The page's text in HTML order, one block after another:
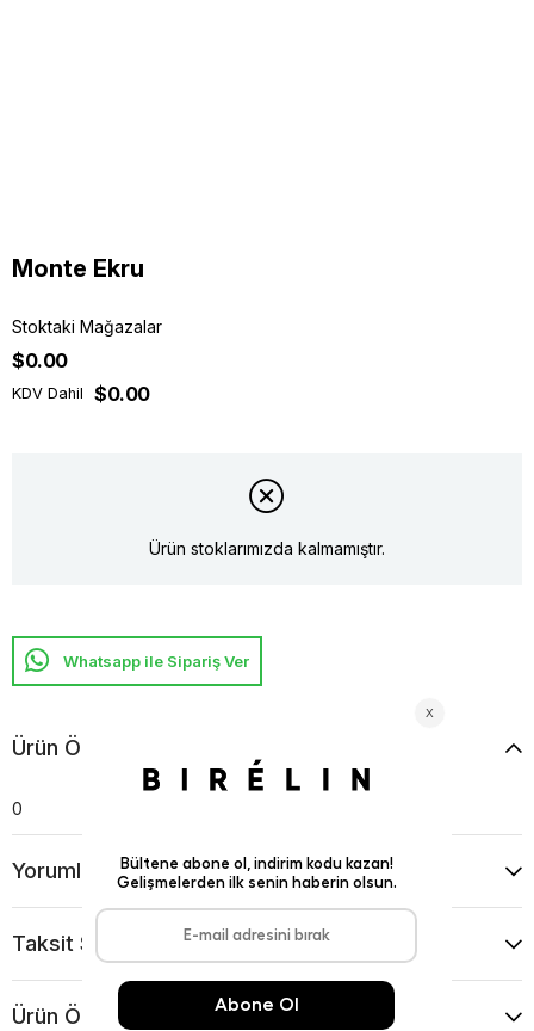
Monte Ekru
Stoktaki Mağazalar
$0.00
KDV Dahil $0.00
Ürün stoklarımızda kalmamıştır.
Whatsapp ile Sipariş Ver
Ürün Özellikleri
0
Yorumlar (0)
Taksit Seçenekleri
Ürün Önerileri